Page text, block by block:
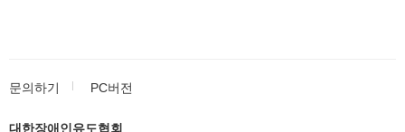
문의하기 PC버전
대한장애인유도협회